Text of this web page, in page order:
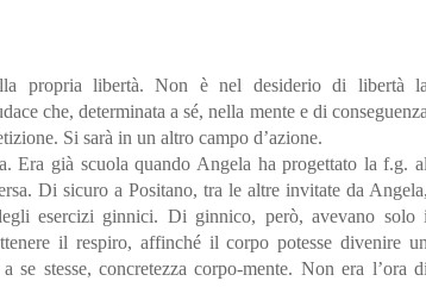
propria libertà. Non è nel desiderio di libertà la
che, determinata a sé, nella mente e di conseguenza
Si sarà in un altro campo d’azione.
Era già scuola quando Angela ha progettato la f.g. al
Di sicuro a Positano, tra le altre invitate da Angela,
esercizi ginnici. Di ginnico, però, avevano solo i
il respiro, affinché il corpo potesse divenire un
stesse, concretezza corpo-mente. Non era l’ora di